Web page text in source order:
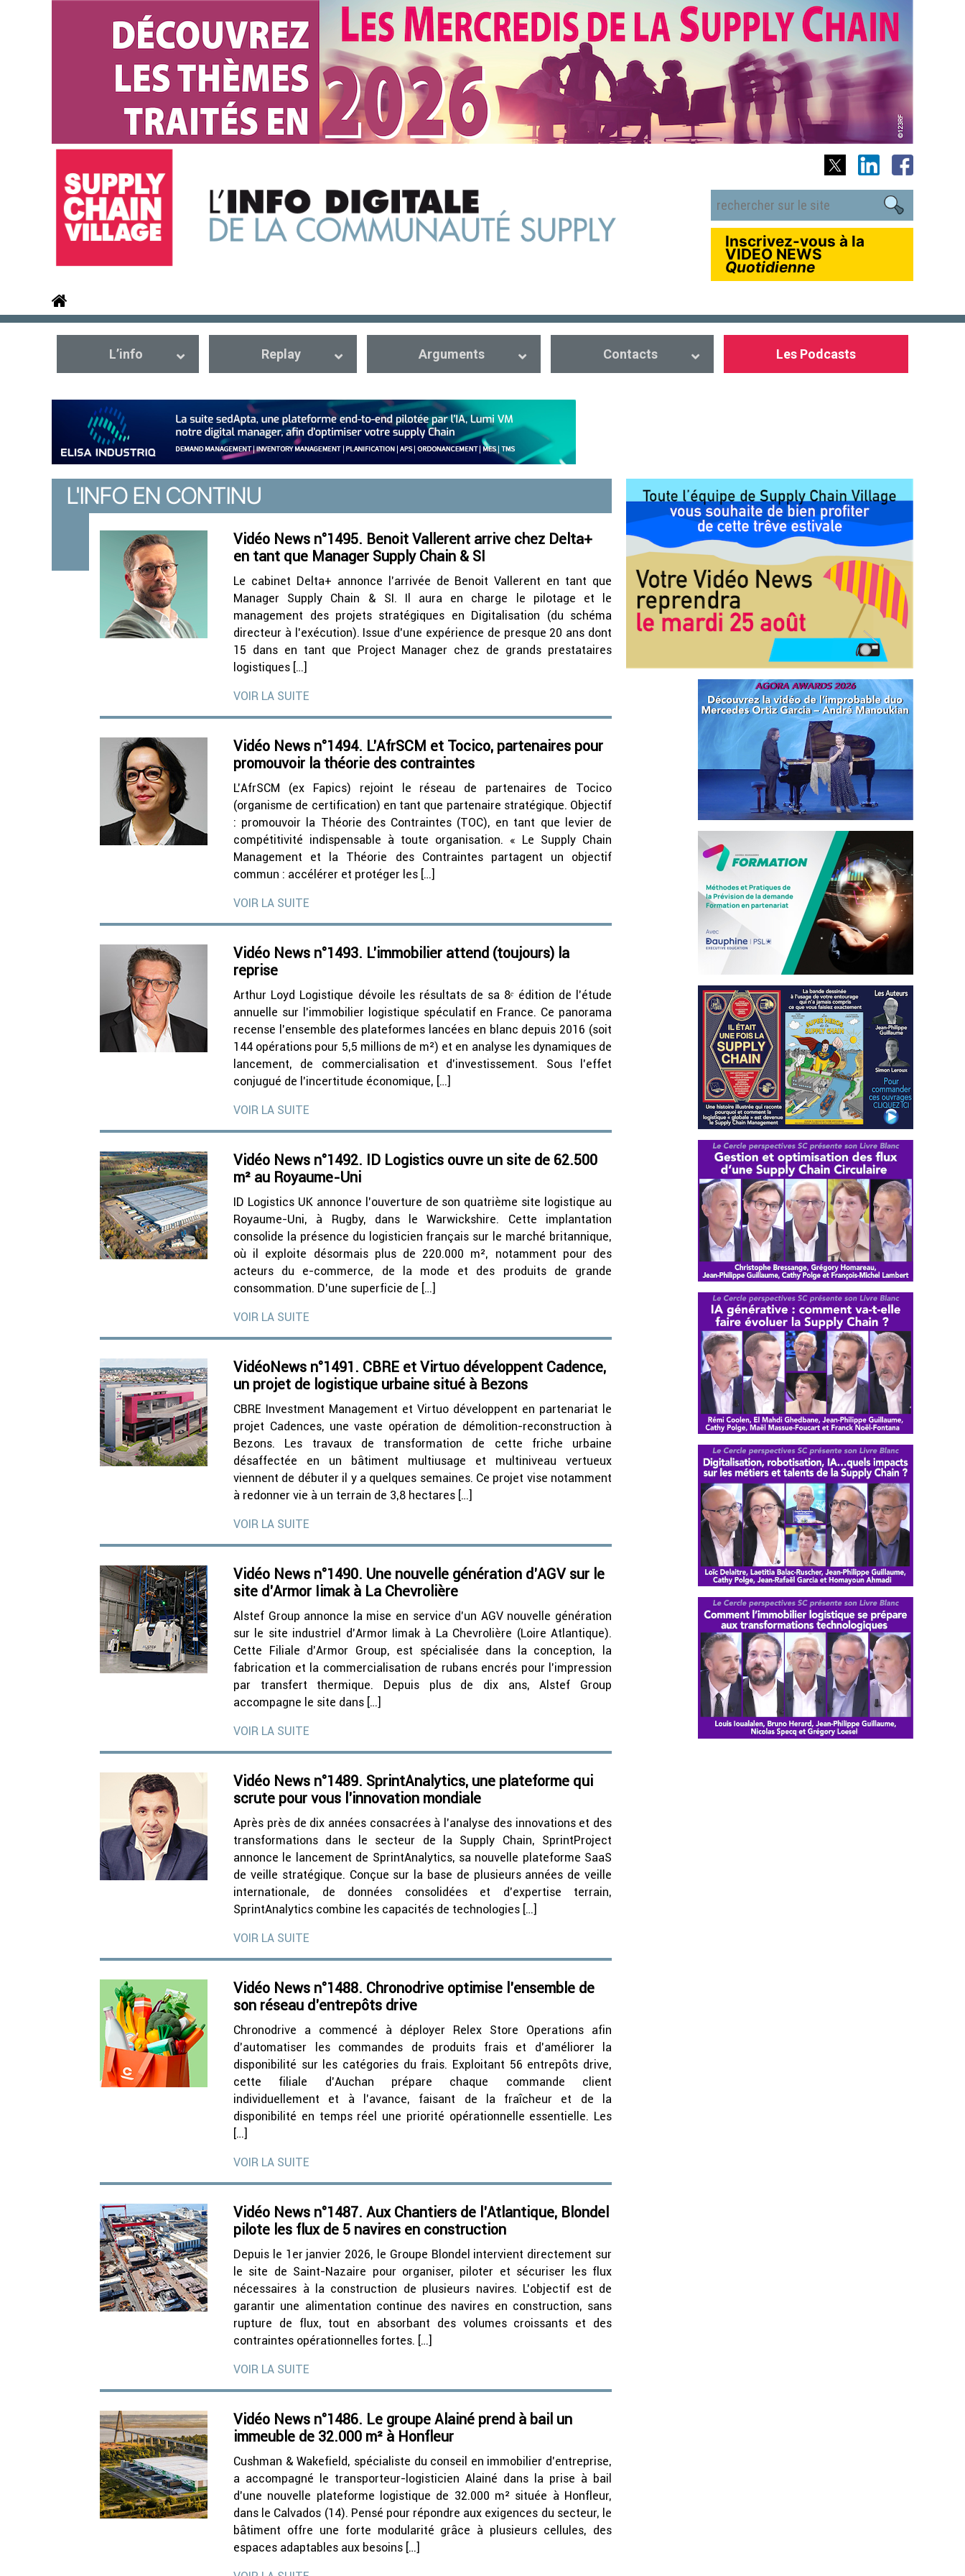
Inscrivez-vous à la
VIDEO NEWS
Quotidienne
L’info Replay Arguments Contacts Les Podcasts
Vidéo News n°1495. Benoit Vallerent arrive chez Delta+
en tant que Manager Supply Chain & SI
Le cabinet Delta+ annonce l’arrivée de Benoit Vallerent en tant que
Manager Supply Chain & SI. Il aura en charge le pilotage et le
management des projets stratégiques en Digitalisation (du schéma
directeur à l’exécution). Issue d’une expérience de presque 20 ans dont
15 dans en tant que Project Manager chez de grands prestataires
logistiques […]
VOIR LA SUITE
Vidéo News n°1494. L’AfrSCM et Tocico, partenaires pour
promouvoir la théorie des contraintes
L’AfrSCM (ex Fapics) rejoint le réseau de partenaires de Tocico
(organisme de certification) en tant que partenaire stratégique. Objectif
: promouvoir la Théorie des Contraintes (TOC), en tant que levier de
compétitivité indispensable à toute organisation. « Le Supply Chain
Management et la Théorie des Contraintes partagent un objectif
commun : accélérer et protéger les […]
VOIR LA SUITE
Vidéo News n°1493. L’immobilier attend (toujours) la
reprise
Arthur Loyd Logistique dévoile les résultats de sa 8ᵉ édition de l’étude
annuelle sur l’immobilier logistique spéculatif en France. Ce panorama
recense l’ensemble des plateformes lancées en blanc depuis 2016 (soit
144 opérations pour 5,5 millions de m²) et en analyse les dynamiques de
lancement, de commercialisation et d’investissement. Sous l’effet
conjugué de l’incertitude économique, […]
VOIR LA SUITE
Vidéo News n°1492. ID Logistics ouvre un site de 62.500
m² au Royaume-Uni
ID Logistics UK annonce l’ouverture de son quatrième site logistique au
Royaume-Uni, à Rugby, dans le Warwickshire. Cette implantation
consolide la présence du logisticien français sur le marché britannique,
où il exploite désormais plus de 220.000 m², notamment pour des
acteurs du e-commerce, de la mode et des produits de grande
consommation. D’une superficie de […]
VOIR LA SUITE
VidéoNews n°1491. CBRE et Virtuo développent Cadence,
un projet de logistique urbaine situé à Bezons
CBRE Investment Management et Virtuo développent en partenariat le
projet Cadences, une vaste opération de démolition-reconstruction à
Bezons. Les travaux de transformation de cette friche urbaine
désaffectée en un bâtiment multiusage et multiniveau vertueux
viennent de débuter il y a quelques semaines. Ce projet vise notamment
à redonner vie à un terrain de 3,8 hectares […]
VOIR LA SUITE
Vidéo News n°1490. Une nouvelle génération d’AGV sur le
site d’Armor Iimak à La Chevrolière
Alstef Group annonce la mise en service d’un AGV nouvelle génération
sur le site industriel d’Armor Iimak à La Chevrolière (Loire Atlantique).
Cette Filiale d’Armor Group, est spécialisée dans la conception, la
fabrication et la commercialisation de rubans encrés pour l’impression
par transfert thermique. Depuis plus de dix ans, Alstef Group
accompagne le site dans […]
VOIR LA SUITE
Vidéo News n°1489. SprintAnalytics, une plateforme qui
scrute pour vous l’innovation mondiale
Après près de dix années consacrées à l’analyse des innovations et des
transformations dans le secteur de la Supply Chain, SprintProject
annonce le lancement de SprintAnalytics, sa nouvelle plateforme SaaS
de veille stratégique. Conçue sur la base de plusieurs années de veille
internationale, de données consolidées et d’expertise terrain,
SprintAnalytics combine les capacités de technologies […]
VOIR LA SUITE
Vidéo News n°1488. Chronodrive optimise l’ensemble de
son réseau d’entrepôts drive
Chronodrive a commencé à déployer Relex Store Operations afin
d’automatiser les commandes de produits frais et d’améliorer la
disponibilité sur les catégories du frais. Exploitant 56 entrepôts drive,
cette filiale d’Auchan prépare chaque commande client
individuellement et à l’avance, faisant de la fraîcheur et de la
disponibilité en temps réel une priorité opérationnelle essentielle. Les
[…]
VOIR LA SUITE
Vidéo News n°1487. Aux Chantiers de l’Atlantique, Blondel
pilote les flux de 5 navires en construction
Depuis le 1er janvier 2026, le Groupe Blondel intervient directement sur
le site de Saint-Nazaire pour organiser, piloter et sécuriser les flux
nécessaires à la construction de plusieurs navires. L’objectif est de
garantir une alimentation continue des navires en construction, sans
rupture de flux, tout en absorbant des volumes croissants et des
contraintes opérationnelles fortes. […]
VOIR LA SUITE
Vidéo News n°1486. Le groupe Alainé prend à bail un
immeuble de 32.000 m² à Honfleur
Cushman & Wakefield, spécialiste du conseil en immobilier d’entreprise,
a accompagné le transporteur-logisticien Alainé dans la prise à bail
d’une nouvelle plateforme logistique de 32.000 m² située à Honfleur,
dans le Calvados (14). Pensé pour répondre aux exigences du secteur, le
bâtiment offre une forte modularité grâce à plusieurs cellules, des
espaces adaptables aux besoins […]